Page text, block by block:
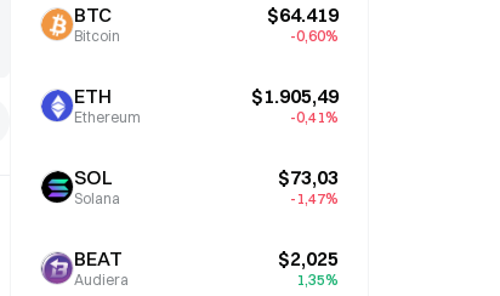
BTC
Bitcoin
$64.419
-0,60%
ETH
Ethereum
$1.905,49
-0,41%
SOL
Solana
$73,03
-1,47%
BEAT
Audiera
$2,025
1,35%